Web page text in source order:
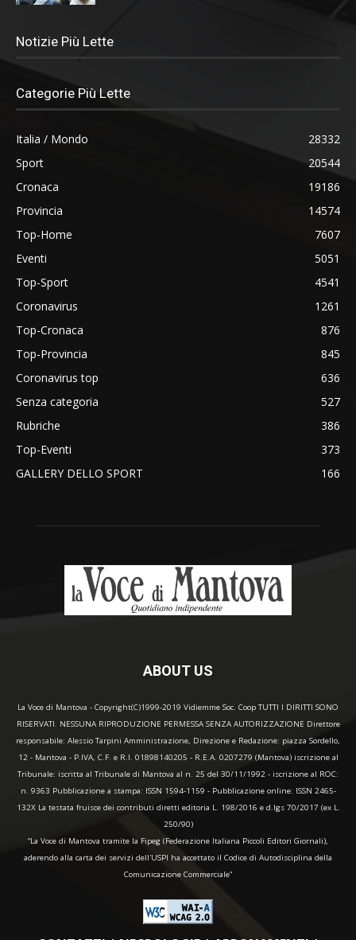
Notizie Più Lette
Categorie Più Lette
Italia / Mondo
28332
Sport
20544
Cronaca
19186
Provincia
14574
Top-Home
7607
Eventi
5051
Top-Sport
4541
Coronavirus
1261
Top-Cronaca
876
Top-Provincia
845
Coronavirus top
636
Senza categoria
527
Rubriche
386
Top-Eventi
373
GALLERY DELLO SPORT
166
ABOUT US
La Voce di Mantova - Copyright(C)1999-2019 Vidiemme Soc. Coop TUTTI I DIRITTI SONO
RISERVATI. NESSUNA RIPRODUZIONE PERMESSA SENZA AUTORIZZAZIONE Direttore
responsabile: Alessio Tarpini Amministrazione, Direzione e Redazione: piazza Sordello,
12 - Mantova - P.IVA, C.F. e R.I. 01898140205 - R.E.A. 0207279 (Mantova) iscrizione al
Tribunale: iscritta al Tribunale di Mantova al n. 25 del 30/11/1992 - iscrizione al ROC:
n. 9363 Pubblicazione a stampa: ISSN 1594-1159 - Pubblicazione online: ISSN 2465-
132X La testata fruisce dei contributi diretti editoria L. 198/2016 e d.lgs 70/2017 (ex L.
250/90)
“La Voce di Mantova tramite la Fipeg (Federazione Italiana Piccoli Editori Giornali),
aderendo alla carta dei servizi dell'USPI ha accettato il Codice di Autodisciplina della
Comunicazione Commerciale"